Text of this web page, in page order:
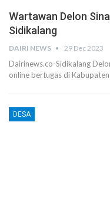
Wartawan Delon
Sidikalang
DAIRI NEWS 29 Dec 2023
Dairinews.co-Sidikalang
online bertugas di
DESA